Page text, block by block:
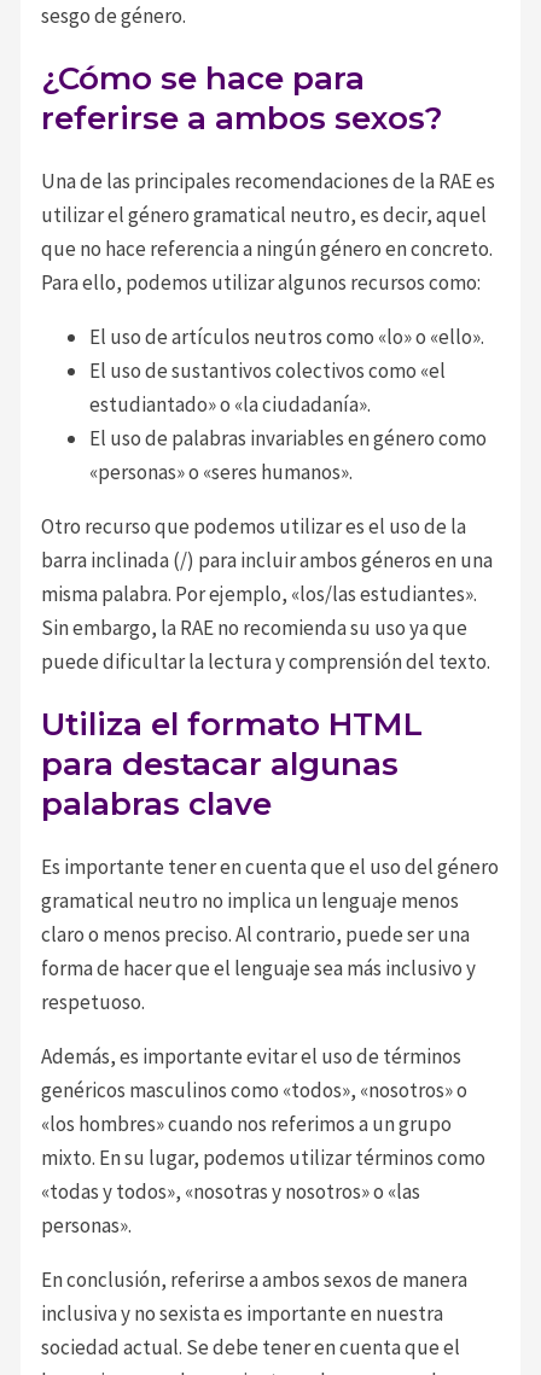
sesgo de género.
¿Cómo se hace para
referirse a ambos sexos?
Una de las principales recomendaciones de la RAE es
utilizar el género gramatical neutro, es decir, aquel
que no hace referencia a ningún género en concreto.
Para ello, podemos utilizar algunos recursos como:
El uso de artículos neutros como «lo» o «ello».
El uso de sustantivos colectivos como «el
estudiantado» o «la ciudadanía».
El uso de palabras invariables en género como
«personas» o «seres humanos».
Otro recurso que podemos utilizar es el uso de la
barra inclinada (/) para incluir ambos géneros en una
misma palabra. Por ejemplo, «los/las estudiantes».
Sin embargo, la RAE no recomienda su uso ya que
puede dificultar la lectura y comprensión del texto.
Utiliza el formato HTML
para destacar algunas
palabras clave
Es importante tener en cuenta que el uso del género
gramatical neutro no implica un lenguaje menos
claro o menos preciso. Al contrario, puede ser una
forma de hacer que el lenguaje sea más inclusivo y
respetuoso.
Además, es importante evitar el uso de términos
genéricos masculinos como «todos», «nosotros» o
«los hombres» cuando nos referimos a un grupo
mixto. En su lugar, podemos utilizar términos como
«todas y todos», «nosotras y nosotros» o «las
personas».
En conclusión, referirse a ambos sexos de manera
inclusiva y no sexista es importante en nuestra
sociedad actual. Se debe tener en cuenta que el